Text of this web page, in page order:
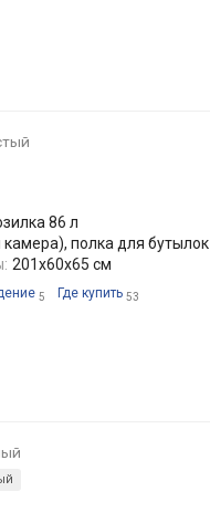
86 л
полка для бутылок
201х60х65 см
5 Где купить 53